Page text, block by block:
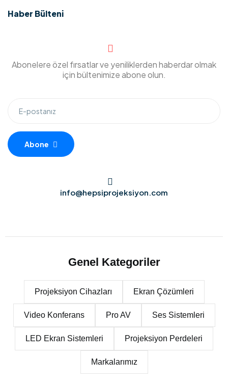
Haber Bülteni
Abonelere özel fırsatlar ve yeniliklerden haberdar olmak
için bültenimize abone olun.​
Abone
info@hepsiprojeksiyon.com
Genel Kategoriler
Projeksiyon Cihazları Ekran Çözümleri
Video Konferans Pro AV Ses Sistemleri
LED Ekran Sistemleri Projeksiyon Perdeleri
Markalarımız